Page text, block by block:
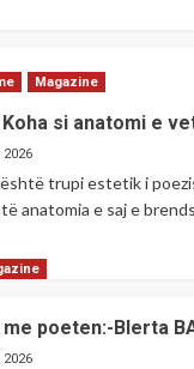
Magazine
si anatomi e
trupi estetik i
anatomia e saj e
poeten:-Blerta